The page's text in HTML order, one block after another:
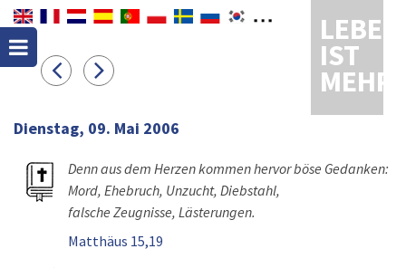
LEBEN
IST
MEHR
Dienstag, 09. Mai 2006
Denn aus dem Herzen kommen hervor böse Gedanken:
Mord, Ehebruch, Unzucht, Diebstahl,
falsche Zeugnisse, Lästerungen.
Matthäus 15,19